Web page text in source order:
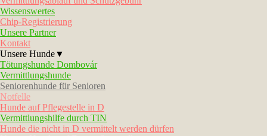
Wissenswertes
Chip-Registrierung
Unsere Partner
Kontakt
Unsere Hunde▼
Tötungshunde Dombovár
Vermittlungshunde
Seniorenhunde für Senioren
Notfelle
Hunde auf Pflegestelle in D
Vermittlungshilfe durch TIN
Hunde die nicht in D vermittelt werden dürfen